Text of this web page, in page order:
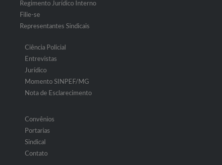
Regimento Jurídico Interno
Filie-se
Representantes Sindicais
Ciência Policial
Entrevistas
Jurídico
Momento SINPEF/MG
Nota de Esclarecimento
Convênios
Portarias
Sindical
Contato